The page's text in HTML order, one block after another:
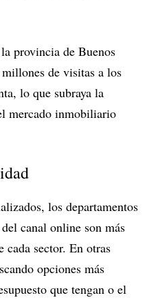
provincia de Buenos
de visitas a los
lo que subraya la
mercado inmobiliario
los departamentos
canal online son más
cada sector. En otras
opciones más
que tengan o el